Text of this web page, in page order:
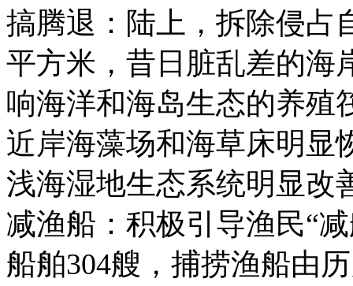
搞腾退：陆上，拆除侵占
平方米，昔日脏乱差的海
响海洋和海岛生态的养殖
近岸海藻场和海草床明显
浅海湿地生态系统明显改
减渔船：积极引导渔民“
船舶304艘，捕捞渔船由